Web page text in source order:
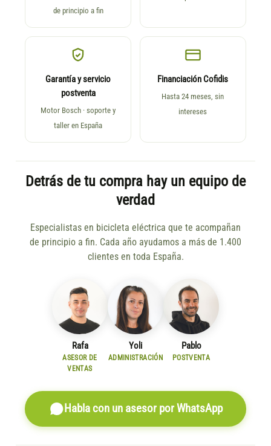
de principio a fin
Garantía y servicio
postventa
Motor Bosch · soporte y
taller en España
Financiación Cofidis
Hasta 24 meses, sin
intereses
Detrás de tu compra hay un equipo de
verdad
Especialistas en bicicleta eléctrica que te acompañan
de principio a fin. Cada año ayudamos a más de 1.400
clientes en toda España.
Rafa
ASESOR DE
VENTAS
Yoli
ADMINISTRACIÓN
Pablo
POSTVENTA
Habla con un asesor por WhatsApp